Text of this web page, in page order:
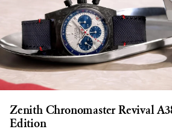
Zenith Chronomaster Revival
Edition